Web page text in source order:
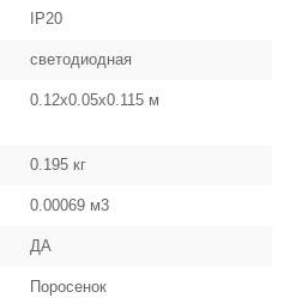
IP20
светодиодная
0.12x0.05x0.115 м
0.195 кг
0.00069 м3
ДА
Поросенок